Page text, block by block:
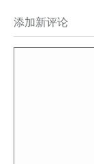
添加新评论